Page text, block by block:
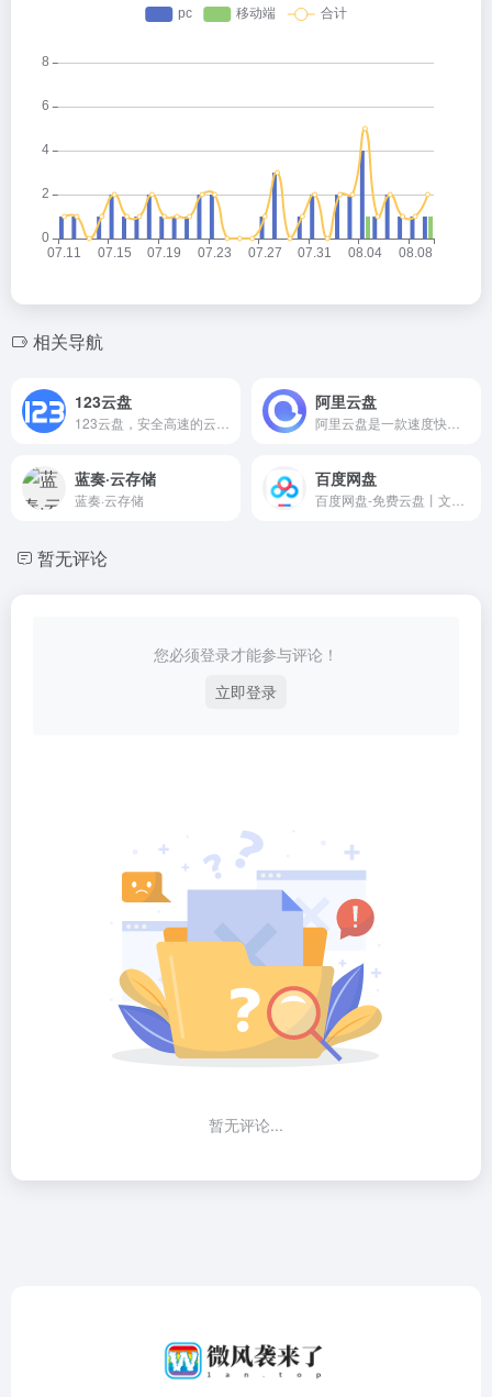
相关导航
123云盘 阿里云盘
蓝奏·云存储
蓝奏·云存储
百度网盘
暂无评论
您必须登录才能参与评论！
立即登录
暂无评论...